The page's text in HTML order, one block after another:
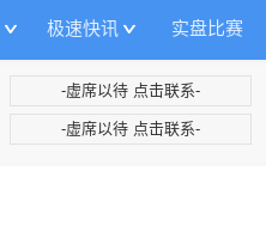
极速快讯 实盘比赛
-虚席以待 点击联系-
-虚席以待 点击联系-